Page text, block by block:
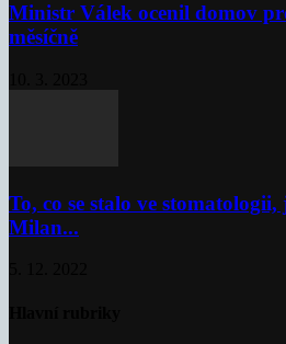
Ministr Válek ocenil domov
měsíčně
To, co se stalo ve
Milan...